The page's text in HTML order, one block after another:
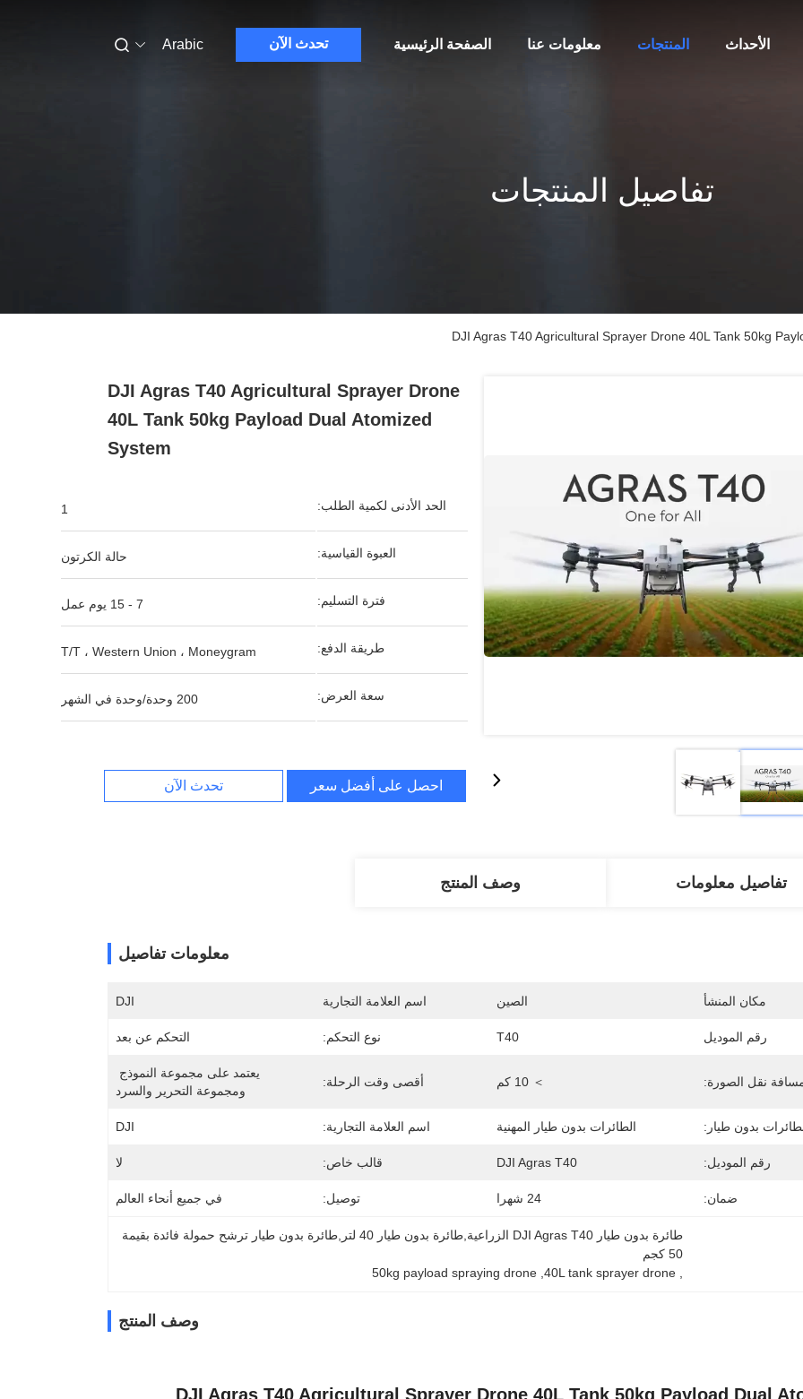
الصفحة الرئيسية معلومات عنا المنتجات الأحداث تحدث الآن Arabic
تفاصيل المنتجات
DJI Agras T40 Agricultural Sprayer Drone 40L Tank 50kg
DJI Agras T40 Agricultural Sprayer Drone
40L Tank 50kg Payload Dual Atomized
System
الحد الأدنى لكمية الطلب: 1
العبوة القياسية: حالة الكرتون
فترة التسليم: 7 - 15 يوم عمل
طريقة الدفع: T/T ، Western Union ، Moneygram
سعة العرض: 200 وحدة/وحدة في الشهر
احصل على أفضل سعر تحدث الآن
تفاصيل معلومات وصف المنتج
معلومات تفاصيل
مكان المنشأ الصين اسم العلامة التجارية DJI
رقم الموديل T40 نوع التحكم: التحكم عن بعد
نقل الصورة: ＞ 10 كم أقصى وقت الرحلة:
ومجموعة التحرير والسرد
بدون طيار: الطائرات بدون طيار المهنية اسم العلامة التجارية: DJI
رقم الموديل: DJI Agras T40 قالب خاص: لا
ضمان: 24 شهرا توصيل: في جميع أنحاء العالم
50 كجم
,
40L tank sprayer drone
,
50kg payload spraying drone
وصف المنتج
DJI Agras T40 Agricultural Sprayer Drone 40L Tank 50kg Payload Dual